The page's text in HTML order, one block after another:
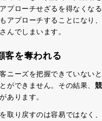
プローチせざるを得なくな
アプローチすることになり
んでしまいます。
客を奪われる
ニーズを把握できていない
ができません。その結果、
があります。
取り戻すのは容易ではなく